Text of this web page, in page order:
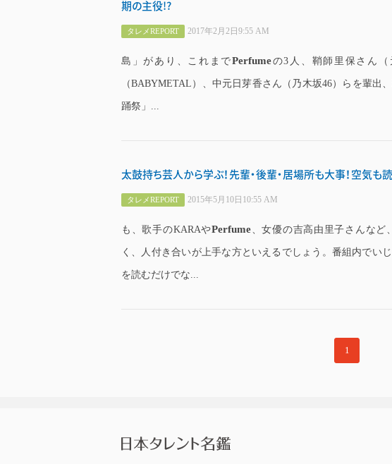
期の主役!?
タレメREPORT 2017年2月2日9:55 AM
島」があり、これまでPerfumeの3人、鞘師里保さん（
（BABYMETAL）、中元日芽香さん（乃木坂46）らを輩出
踊祭」...
太鼓持ち芸人から学ぶ！先輩・後輩・居場所も大事！空気も
タレメREPORT 2015年5月10日10:55 AM
も、歌手のKARAやPerfume、女優の吉高由里子さんなど
く、人付き合いが上手な方といえるでしょう。番組内でい
を読むだけでな...
1